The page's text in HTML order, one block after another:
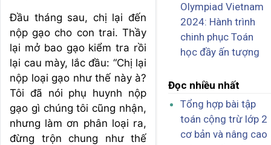
Đầu tháng sau, chị lại đến
nộp gạo cho con trai. Thầy
lại mở bao gạo kiểm tra rồi
lại cau mày, lắc đầu: “Chị lại
nộp loại gạo như thế này à?
Tôi đã nói phụ huynh nộp
gạo gì chúng tôi cũng nhận,
nhưng làm ơn phân loại ra,
đừng trộn chung như thế
Olympiad Vietnam
2024: Hành trình
chinh phục Toán
học đầy ấn tượng
Đọc nhiều nhất
Tổng hợp bài tập
toán cộng trừ lớp 2
cơ bản và nâng cao